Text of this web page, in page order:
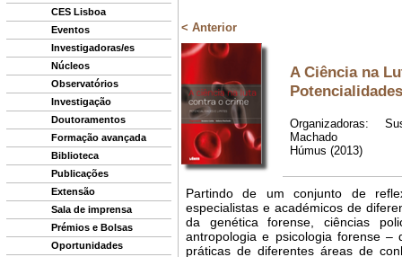
CES Lisboa
Eventos
Investigadoras/es
Núcleos
Observatórios
Investigação
Doutoramentos
Formação avançada
Biblioteca
Publicações
Extensão
Sala de imprensa
Prémios e Bolsas
Oportunidades